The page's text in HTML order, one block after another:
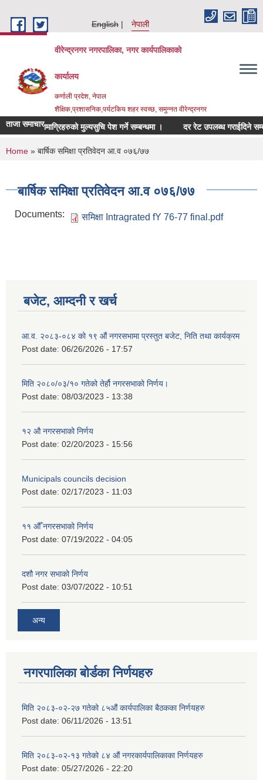
English
नेपाली
वीरेन्द्रनगर नगरपालिका, नगर कार्यपालिकाको
कार्यालय
कर्णाली प्रदेश, नेपाल
शैक्षिक,प्रशासनिक,पर्यटकिय शहर स्वच्छ, समुन्नत वीरेन्द्रनगर
ताजा समाचारसामाग्रिहरुको मुल्यसुचि पेश गर्ने सम्बन्धमा । दर रेट उपलब्ध गराईदिने
You are here
Home » बार्षिक समिक्षा प्रतिवेदन आ.व ०७६/७७
बार्षिक समिक्षा प्रतिवेदन आ.व ०७६/७७
Documents: समिक्षा Intragrated fY 76-77 final.pdf
बजेट, आम्दनी र खर्च
आ.व. २०८३-०८४ को १९ औं नगरसभामा प्रस्तुत बजेट, निति तथा कार्यक्रम
Post date: 06/26/2026 - 17:57
मिति २०८०/०३/१० गतेको तेर्हौ नगरसभाको निर्णय।
Post date: 08/03/2023 - 13:38
१२ औ नगरसभाको निर्णय
Post date: 02/20/2023 - 15:56
Municipals councils decision
Post date: 02/17/2023 - 11:03
११ ‌औँ नगरसभाको निर्णय
Post date: 07/19/2022 - 04:05
दशौ नगर सभाको निर्णय
Post date: 03/07/2022 - 10:51
अन्य
नगरपालिका बोर्डका निर्णयहरु
मिति २०८३-०२-२७ गतेको ८५औं कार्यपालिका बैठकका निर्णयहरु
Post date: 06/11/2026 - 13:51
मिति २०८३-०२-१३ गतेको ८४ औं नगरकार्यपालिकाका निर्णयहरु
Post date: 05/27/2026 - 22:20